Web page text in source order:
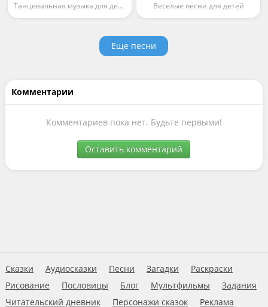
Танцевальная музыка для детей Веселые песни для детей
Еще песни
Комментарии
Комментариев пока нет. Будьте первыми!
Оставить комментарий
Сказки Аудиосказки Песни Загадки
Раскраски
Рисование
Пословицы Блог Мультфильмы
Задания
Читательский дневник
Персонажи сказок Реклама